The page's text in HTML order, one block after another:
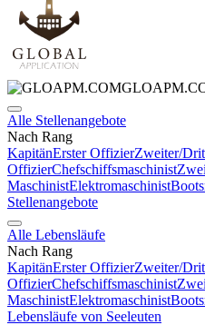
Alle Stellenangebote
Nach Rang
KapitänErster OffizierZweiter/
OffizierChefschiffsmaschinist
MaschinistElektromaschinist
Stellenangebote
Alle Lebensläufe
Nach Rang
KapitänErster OffizierZweiter/
OffizierChefschiffsmaschinist
MaschinistElektromaschinist
Lebensläufe von Seeleuten